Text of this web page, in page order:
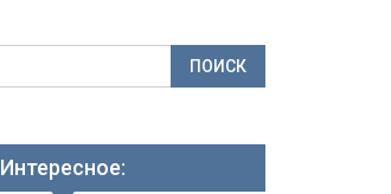
Интересное: